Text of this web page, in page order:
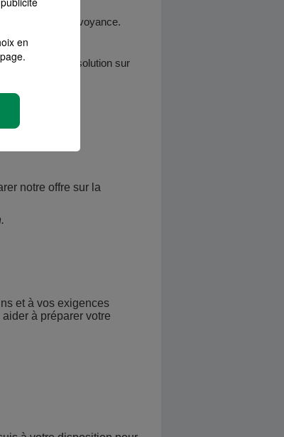
santé ou prévoyance.
proposer une solution sur
notre offre sur la
et à vos exigences
à préparer votre
en